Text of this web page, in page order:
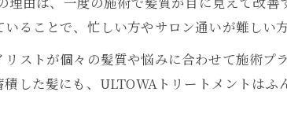
ることで、忙しい方やサロン通いが難しい
ストが個々の髪質や悩みに合わせて施術
した髪にも、ULTOWAトリートメントは